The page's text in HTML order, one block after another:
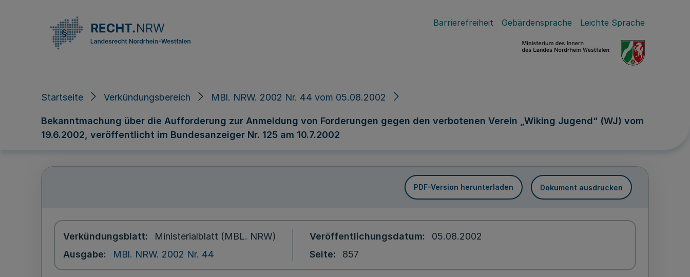
Barrierefreiheit Gebärdensprache Leichte Sprache
Startseite Verkündungsbereich MBl. NRW. 2002 Nr. 44 vom 05.08.2002
Bekanntmachung über die Aufforderung zur Anmeldung von Forderungen gegen den verbotenen Verein „Wiking Jugend“ (WJ) vom
19.6.2002, veröffentlicht im Bundesanzeiger Nr. 125 am 10.7.2002
PDF-Version herunterladen Dokument ausdrucken
Verkündungsblatt
Ministerialblatt (MBL. NRW)
Ausgabe
MBl. NRW. 2002 Nr. 44
Veröffentlichungsdatum
05.08.2002
Seite
857